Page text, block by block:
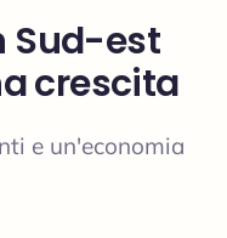
Sud-est
crescita
e un'economia